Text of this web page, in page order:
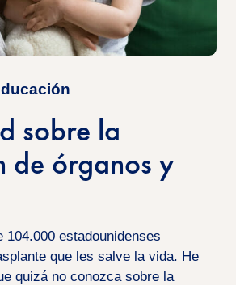
sobre la
de órganos y
104.000 estadounidenses
que les salve la vida. He
quizá no conozca sobre la